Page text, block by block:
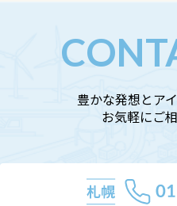
豊かな発想とア
お気軽にご